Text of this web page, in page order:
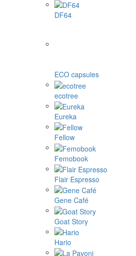
DF64
ECO capsules
ecotree
Eureka
Fellow
Femobook
Flair Espresso
Gene Café
Goat Story
Hario